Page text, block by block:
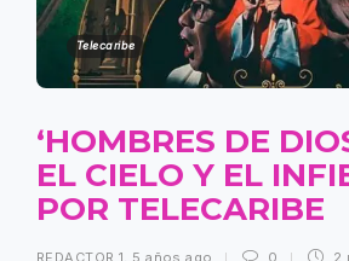
Telecaribe
‘HOMBRES DE
EL CIELO Y EL
POR TELECARIBE
REDACTOR 1 5 años ago 0 2